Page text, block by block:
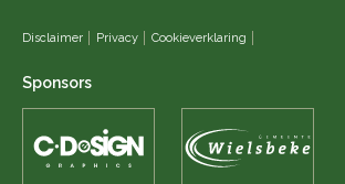
Disclaimer Privacy Cookieverklaring
Sponsors